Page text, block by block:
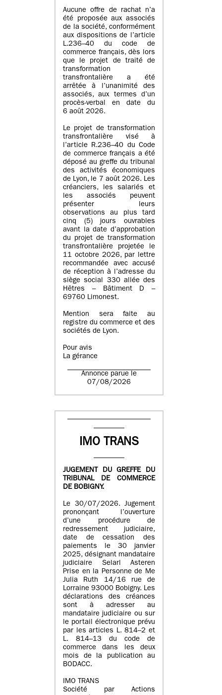
Aucune offre de rachat n’a
été proposée aux associés
de la société, conformément
aux dispositions de l’article
L.236–40 du code de
commerce français, dès lors
que le projet de traité de
transformation
transfrontalière a été
arrêtée à l’unanimité des
associés, aux termes d’un
procès-verbal en date du
6 août 2026.
Le projet de transformation
transfrontalière visé à
l’article R.236–40 du Code
de commerce français a été
déposé au greffe du tribunal
des activités économiques
de Lyon, le 7 août 2026. Les
créanciers, les salariés et
les associés peuvent
présenter leurs
observations au plus tard
cinq (5) jours ouvrables
avant la date d’approbation
du projet de transformation
transfrontalière projetée le
11 octobre 2026, par lettre
recommandée avec accusé
de réception à l’adresse du
siège social 330 allée des
Hêtres – Bâtiment D –
69760 Limonest.
Mention sera faite au
registre du commerce et des
sociétés de Lyon.
Pour avis
La gérance
Annonce parue le
07/08/2026
IMO TRANS
JUGEMENT DU GREFFE DU
TRIBUNAL DE COMMERCE
DE BOBIGNY.
Le 30/07/2026. Jugement
prononçant l’ouverture
d’une procédure de
redressement judiciaire,
date de cessation des
paiements le 30 janvier
2025, désignant mandataire
judiciaire Selarl Asteren
Prise en la Personne de Me
Julia Ruth 14/16 rue de
Lorraine 93000 Bobigny. Les
déclarations des créances
sont à adresser au
mandataire judiciaire ou sur
le portail électronique prévu
par les articles L. 814–2 et
L. 814–13 du code de
commerce dans les deux
mois de la publication au
BODACC.
IMO TRANS
Société par Actions